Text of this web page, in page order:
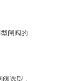
闸阀的
选型，